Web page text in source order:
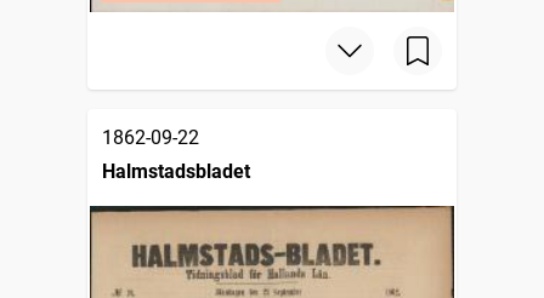
1862-09-22
Halmstadsbladet